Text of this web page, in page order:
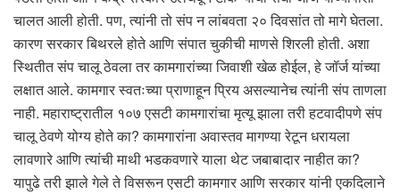
चालत आली होती. पण, त्यांनी तो संप न लांबवता २० दिवसांत तो मागे घेतला.
कारण सरकार बिथरले होते आणि संपात चुकीची माणसे शिरली होती. अशा
स्थितीत संप चालू ठेवला तर कामगारांच्या जिवाशी खेळ होईल, हे जॉर्ज यांच्या
लक्षात आले. कामगार स्वतःच्या प्राणाहून प्रिय असल्यानेच त्यांनी संप ताणला
नाही. महाराष्ट्रातील १०७ एसटी कामगारांचा मृत्यू झाला तरी हटवादीपणे संप
चालू ठेवणे योग्य होते का? कामगारांना अवास्तव मागण्या रेटून धरायला
लावणारे आणि त्यांची माथी भडकवणारे याला थेट जबाबादार नाहीत का?
यापुढे तरी झाले गेले ते विसरून एसटी कामगार आणि सरकार यांनी एकदिलाने